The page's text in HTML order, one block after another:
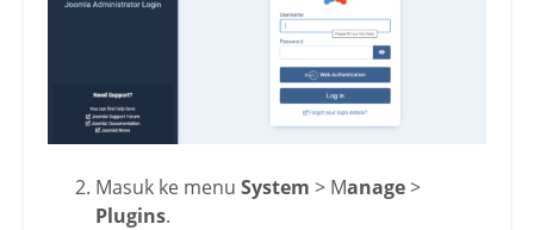
Masuk ke menu System > Manage>
Plugins.